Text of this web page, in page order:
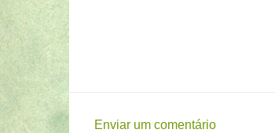
Enviar um comentário